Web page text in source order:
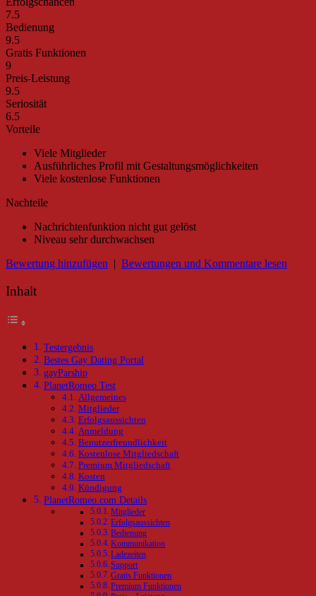
7.5
Bedienung
9.5
Gratis Funktionen
9
Preis-Leistung
9.5
Seriosität
6.5
Vorteile
Viele Mitglieder
Ausführliches Profil mit Gestaltungsmöglichkeiten
Viele kostenlose Funktionen
Nachteile
Nachrichtenfunktion nicht gut gelöst
Niveau sehr durchwachsen
Bewertung hinzufügen | Bewertungen und Kommentare lesen
Inhalt
Testergebnis
Bestes Gay Dating Portal
gayParship
PlanetRomeo Test
Allgemeines
Mitglieder
Erfolgsaussichten
Anmeldung
Benutzerfreundlichkeit
Kostenlose Mitgliedschaft
Premium Mitgliedschaft
Kosten
Kündigung
PlanetRomeo.com Details
Mitglieder
Erfolgsaussichten
Bedienung
Kommunikation
Ladezeiten
Support
Gratis Funktionen
Premium Funktionen